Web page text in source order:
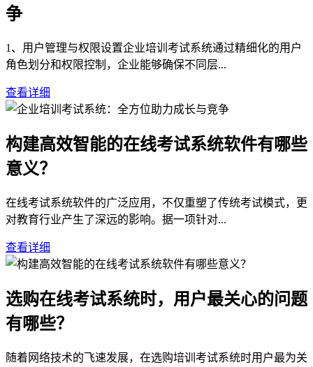
争
1、用户管理与权限设置企业培训考试系统通过精细化的用户
角色划分和权限控制，企业能够确保不同层...
查看详细
构建高效智能的在线考试系统软件有哪些
意义？
在线考试系统软件的广泛应用，不仅重塑了传统考试模式，更
对教育行业产生了深远的影响。据一项针对...
查看详细
选购在线考试系统时，用户最关心的问题
有哪些？
随着网络技术的飞速发展，在选购培训考试系统时用户最为关